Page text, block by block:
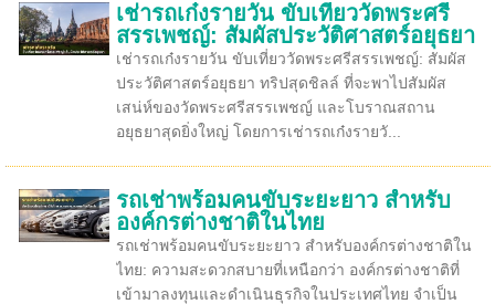
เช่ารถเก๋งรายวัน ขับเที่ยววัดพระศรี
สรรเพชญ์: สัมผัสประวัติศาสตร์อยุธยา
เช่ารถเก๋งรายวัน ขับเที่ยววัดพระศรีสรรเพชญ์: สัมผัส
ประวัติศาสตร์อยุธยา ทริปสุดชิลล์ ที่จะพาไปสัมผัส
เสน่ห์ของวัดพระศรีสรรเพชญ์ และโบราณสถาน
อยุธยาสุดยิ่งใหญ่ โดยการเช่ารถเก๋งรายวั...
รถเช่าพร้อมคนขับระยะยาว สำหรับ
องค์กรต่างชาติในไทย
รถเช่าพร้อมคนขับระยะยาว สำหรับองค์กรต่างชาติใน
ไทย: ความสะดวกสบายที่เหนือกว่า องค์กรต่างชาติที่
เข้ามาลงทุนและดำเนินธุรกิจในประเทศไทย จำเป็น